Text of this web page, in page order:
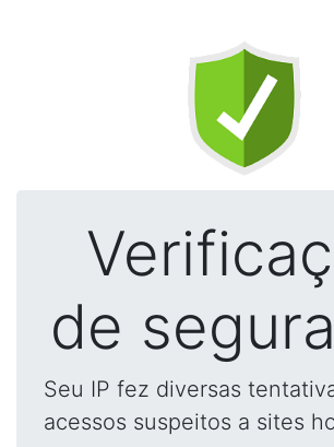
de
Seu IP fez diversas
acessos suspeitos a sites